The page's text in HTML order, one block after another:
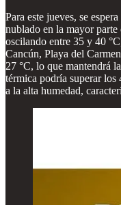
Para este jueves, se
nublado en la mayor parte
oscilando entre 35 y 40
Cancún, Playa del
27 °C, lo que mantendrá
térmica podría superar los
a la alta humedad,